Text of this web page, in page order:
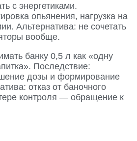
с энергетиками.
опьянения, нагрузка на
Альтернатива: не сочетать
вообще.
банку 0,5 л как «одну
Последствие:
дозы и формирование
отказ от баночного
контроля — обращение к